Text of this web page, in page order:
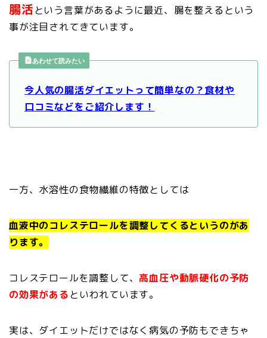
腸活という言葉があるように最近、腸を整えるという
事が注目されてきています。
あわせて読みたい
今人気の腸活ダイエットって簡単なの？食材や
口コミなどをご紹介します！
一方、水溶性の食物繊維の特徴としては
血液中のコレステロールを調整してくるというのがあ
ります。
コレステロールを調整して、 高血圧や動脈硬化の予防
の効果があるといわれています。
実は、ダイエットだけではなく病気の予防もできちゃ